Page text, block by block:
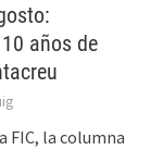
años de
FIC, la columna